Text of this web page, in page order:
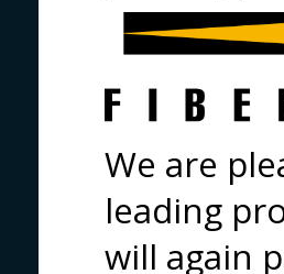
We are
leading
will again